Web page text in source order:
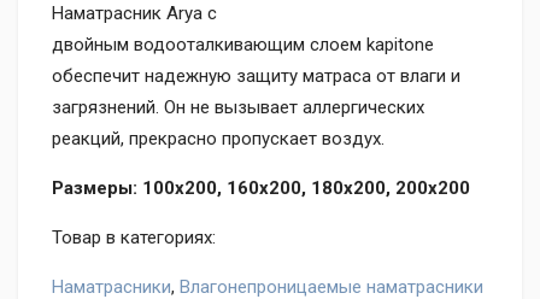
Наматрасник Arya c
двойным водооталкивающим слоем kapitone
обеспечит надежную защиту матраса от влаги и
загрязнений. Он не вызывает аллергических
реакций, прекрасно пропускает воздух.
Размеры: 100x200, 160х200, 180х200, 200х200
Товар в категориях:
Наматрасники, Влагонепроницаемые наматрасники